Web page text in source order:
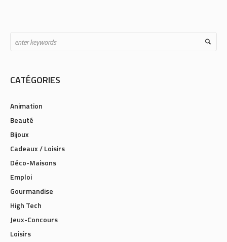
CATÉGORIES
Animation
Beauté
Bijoux
Cadeaux / Loisirs
Déco-Maisons
Emploi
Gourmandise
High Tech
Jeux-Concours
Loisirs